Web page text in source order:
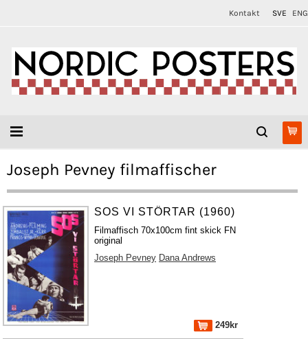
Kontakt SVE ENG
Joseph Pevney filmaffischer
SOS VI STÖRTAR (1960)
Filmaffisch 70x100cm fint skick FN
original
Joseph Pevney Dana Andrews
249kr